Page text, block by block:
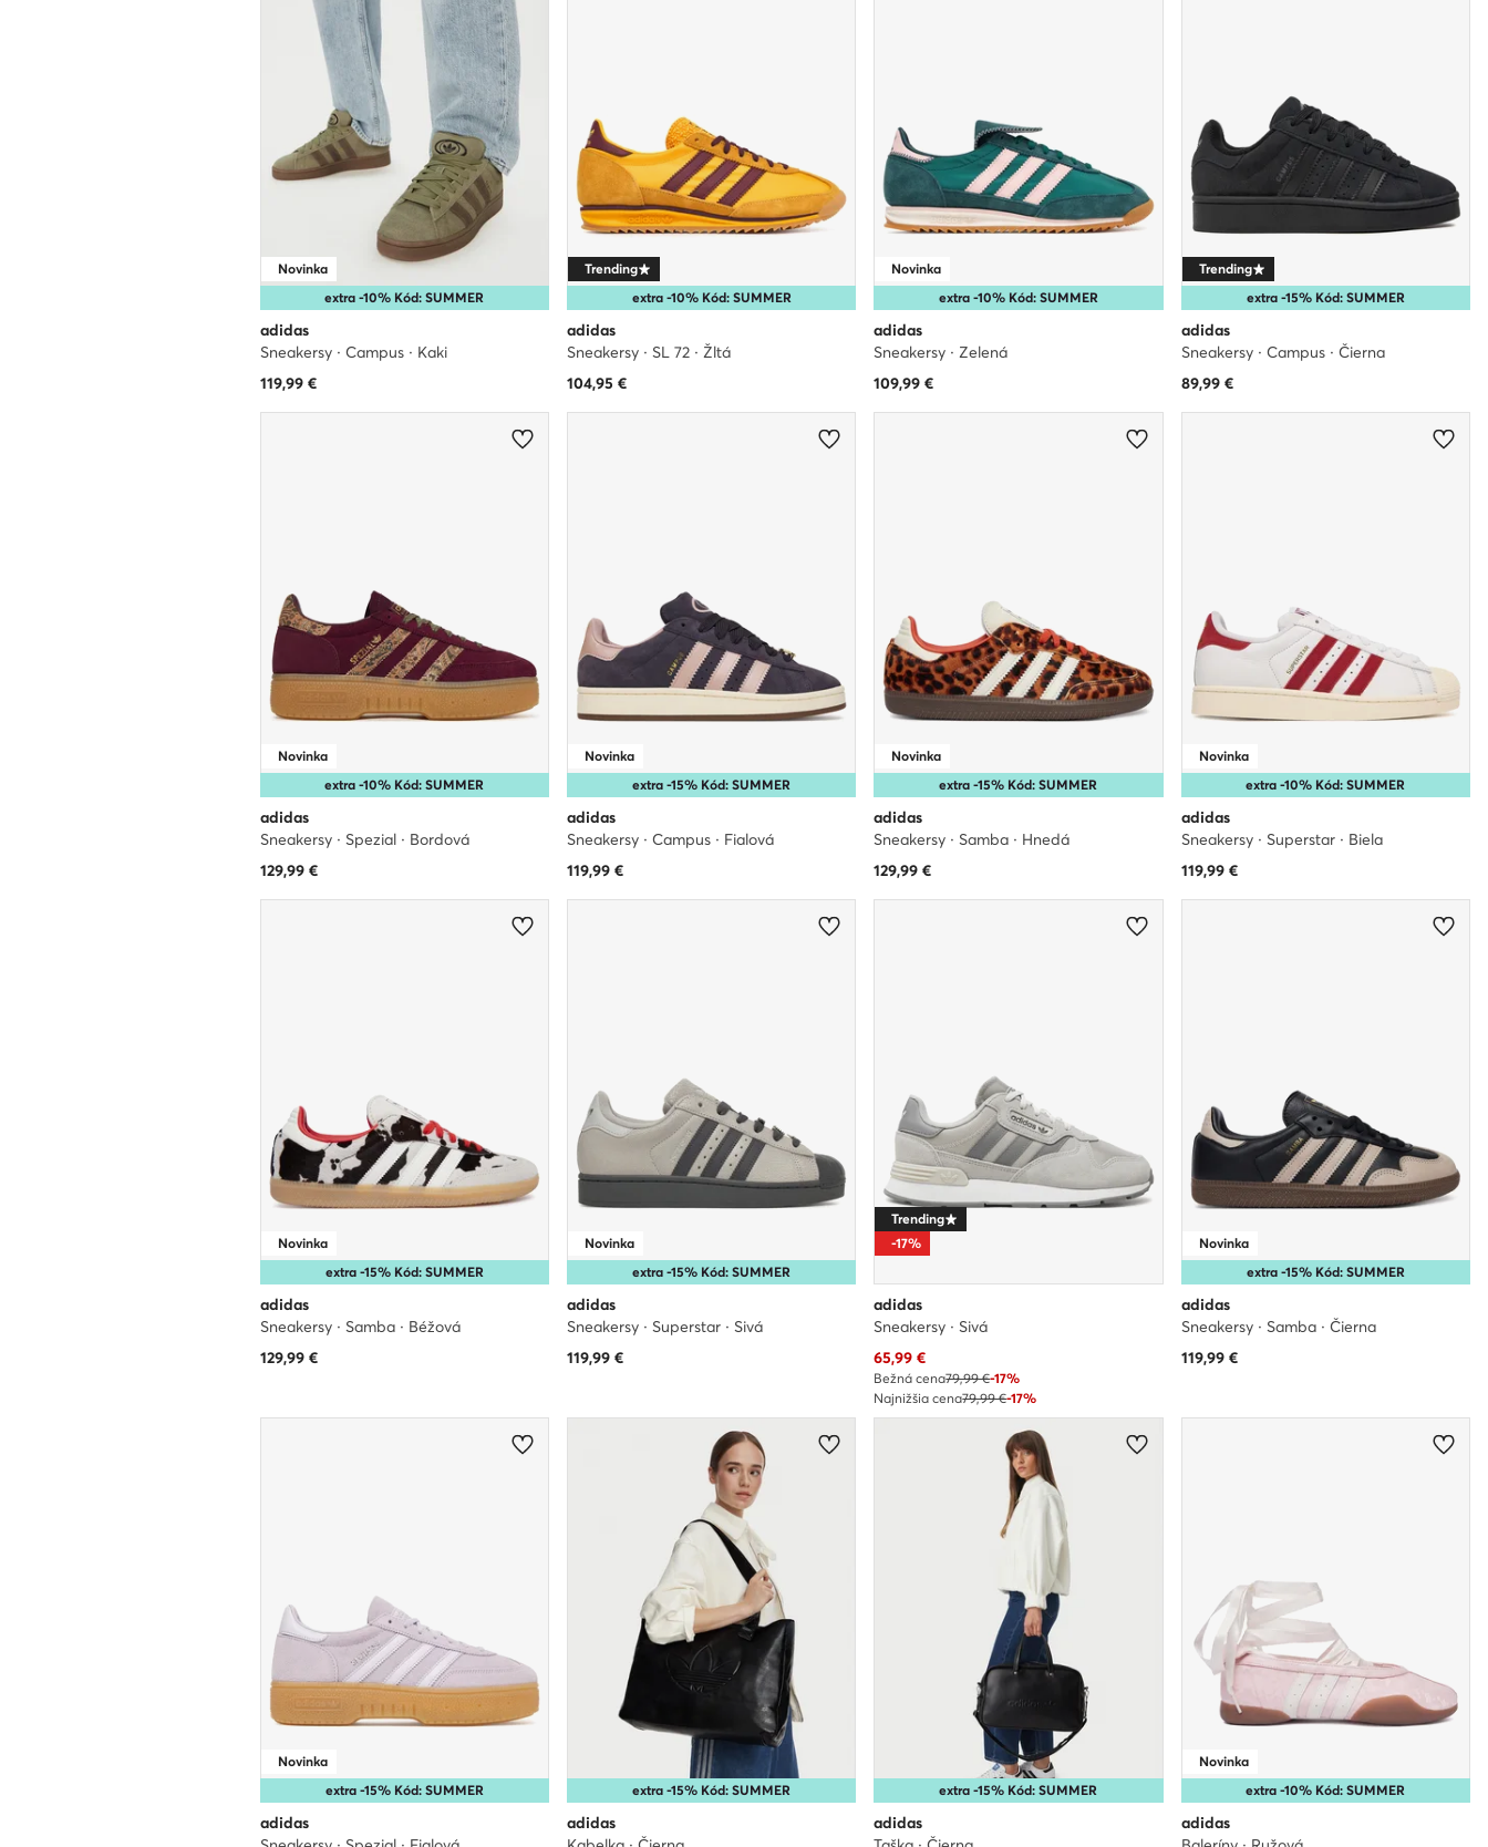
extra -10% Kód: SUMMER
Novinka
adidas
Sneakersy · Campus · Kaki
119,99€
extra -10% Kód: SUMMER
Trending
adidas
Sneakersy · SL 72 · Žltá
104,95 €
extra -10% Kód: SUMMER
Novinka
adidas
Sneakersy · Zelená
109,99 €
extra -15% Kód: SUMMER
Trending
adidas
Sneakersy · Campus · Čierna
89,99€
extra -10% Kód: SUMMER
Novinka
adidas
Sneakersy · Spezial · Bordová
129,99€
extra -15% Kód: SUMMER
Novinka
adidas
Sneakersy · Campus · Fialová
119,99€
extra -15% Kód: SUMMER
Novinka
adidas
Sneakersy · Samba · Hnedá
129,99 €
extra -10% Kód: SUMMER
Novinka
adidas
Sneakersy · Superstar · Biela
119,99€
extra -15% Kód: SUMMER
Novinka
adidas
Sneakersy · Samba · Béžová
129,99€
extra -15% Kód: SUMMER
Novinka
adidas
Sneakersy · Superstar · Sivá
119,99€
Trending
-17%
adidas
Sneakersy · Sivá
Aktuálna cena
65,99 €
Bežná cena79,99 €-17%
Najnižšia cena79,99 €-17%
extra -15% Kód: SUMMER
Novinka
adidas
Sneakersy · Samba · Čierna
119,99€
extra -15% Kód: SUMMER
Novinka
adidas
extra -15% Kód: SUMMER
adidas
extra -15% Kód: SUMMER
adidas
extra -10% Kód: SUMMER
Novinka
adidas